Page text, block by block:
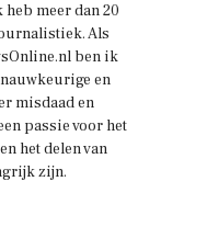
meer dan 20
Als
ben ik
en
misdaad en
passie voor het
het delen van
zijn.